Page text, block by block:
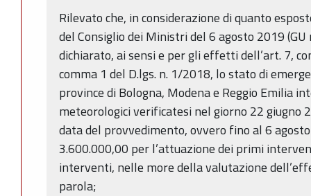
Rilevato che, in considerazione di quanto
del Consiglio dei Ministri del 6 agosto 2019
dichiarato, ai sensi e per gli effetti dell’art. 7,
comma 1 del D.lgs. n. 1/2018, lo stato di
province di Bologna, Modena e Reggio Emilia
meteorologici verificatesi nel giorno 22 giugno
data del provvedimento, ovvero fino al 6
3.600.000,00 per l’attuazione dei primi
interventi, nelle more della valutazione
parola;